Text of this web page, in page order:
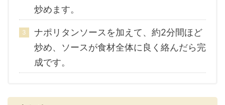
炒めます。
ナポリタンソースを加えて、約2分間ほど
炒め、ソースが食材全体に良く絡んだら完
成です。